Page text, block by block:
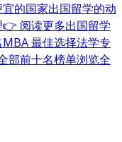
的国家出国留学的动
👉 阅读更多出国留学
MBA 最佳选择法学专
部前十名榜单浏览全